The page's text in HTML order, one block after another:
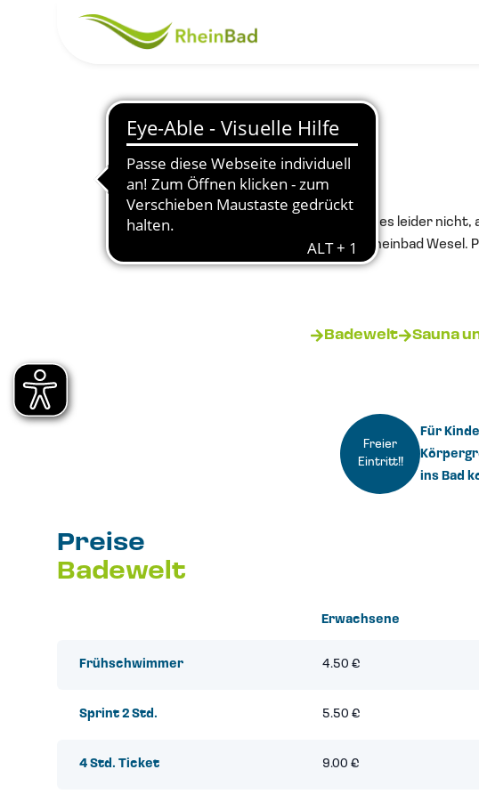
Startseite
Kostenlos geht es leider
Servicegebühren im Rheinbad
Badewelt Sauna
Freier
Eintritt!!
Für
ins Bad
Preise
Badewelt
Erwachsene
Frühschwimmer 4.50 €
Sprint 2 Std. 5.50 €
4 Std. Ticket 9.00 €